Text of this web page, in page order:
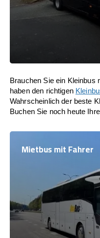
Brauchen Sie ein Kleinbus
haben den richtigen
Wahrscheinlich der beste
Buchen Sie noch heute
Mietbus mit Fahrer